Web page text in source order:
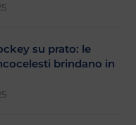
su prato: le
brindano in